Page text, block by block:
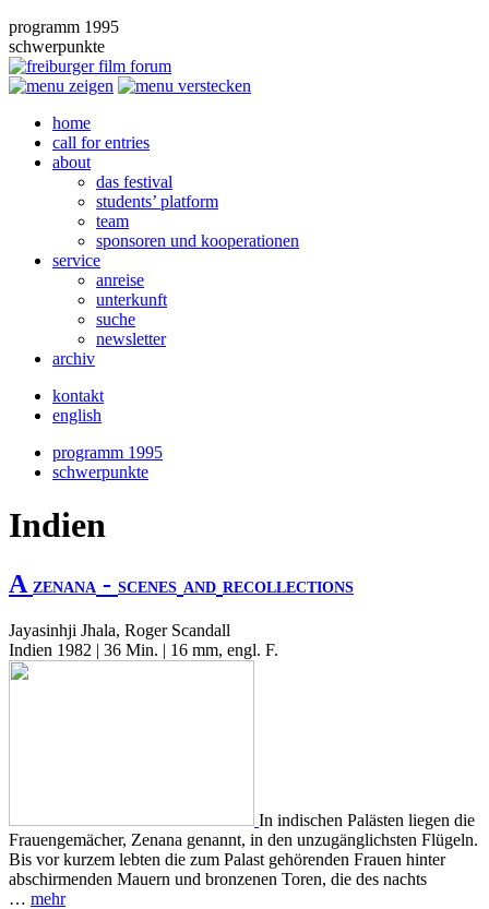
programm 1995
schwerpunkte
home
call for entries
about
das festival
students’ platform
team
sponsoren und kooperationen
service
anreise
unterkunft
suche
newsletter
archiv
kontakt
english
programm 1995
schwerpunkte
Indien
A ZENANA - SCENES AND RECOLLECTIONS
Jayasinhji Jhala, Roger Scandall
Indien 1982 | 36 Min. | 16 mm, engl. F.
In indischen Palästen liegen die
Frauengemächer, Zenana genannt, in den unzugänglichsten Flügeln.
Bis vor kurzem lebten die zum Palast gehörenden Frauen hinter
abschirmenden Mauern und bronzenen Toren, die des nachts
… mehr